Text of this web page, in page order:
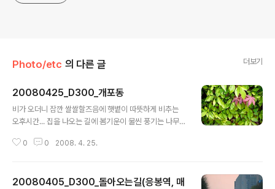
Photo/etc 의 다른 글 더보기
20080425_D300_개포동
비가 오더니 잠깐 쌀쌀할즈음에 햇볕이 따뜻하게 비추는
오후시간... 집을 나오는 길에 봄기운이 물씬 풍기는 나무와
잎.. 길거리 화단에 피어있던 꽃... 무척이나 화려했던 꽃...
0 0 2008. 4. 25.
20080405_D300_돌아오는길(응봉역, 매